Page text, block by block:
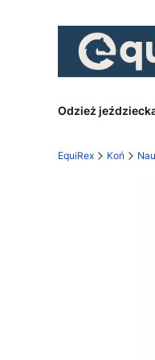
Odzież
EquiRex Koń